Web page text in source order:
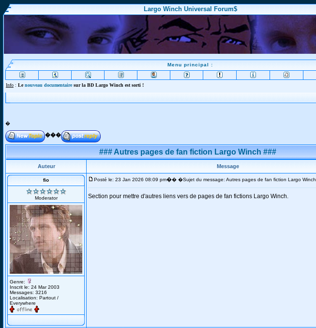
Largo Winch Universal Forum$
Menu principal :
Info : Lenouveau documentairesur la BD Largo Winch est sorti !
�
���
### Autres pages de fan fiction Largo Winch ###
Auteur Message
fio
Moderator
Genre:
Inscrit le: 24 Mar 2003
Messages: 3216
Localisation: Partout /
Everywhere
Posté le: 23 Jan 2026 08:09 pm�� �Sujet du message: Autres pages de fan fiction Largo Winch
Section pour mettre d'autres liens vers de pages de fan fictions Largo Winch.